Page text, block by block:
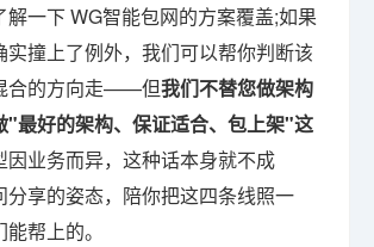
解一下 WG智能包网的方案覆盖;如果
实撞上了例外，我们可以帮你判断该
合的方向走——但我们不替您做架构
"最好的架构、保证适合、包上架"这
因业务而异，这种话本身就不成
分享的姿态，陪你把这四条线照一
帮上的。